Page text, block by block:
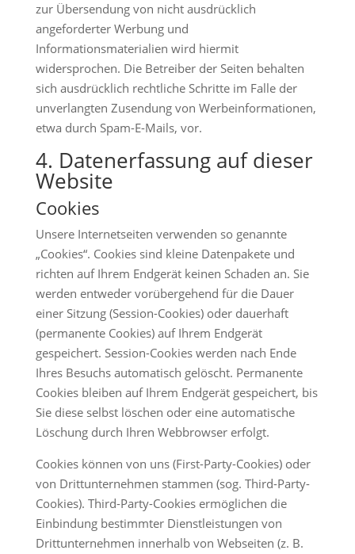
zur Übersendung von nicht ausdrücklich
angeforderter Werbung und
Informationsmaterialien wird hiermit
widersprochen. Die Betreiber der Seiten behalten
sich ausdrücklich rechtliche Schritte im Falle der
unverlangten Zusendung von Werbeinformationen,
etwa durch Spam-E-Mails, vor.
4. Datenerfassung auf dieser
Website
Cookies
Unsere Internetseiten verwenden so genannte
„Cookies“. Cookies sind kleine Datenpakete und
richten auf Ihrem Endgerät keinen Schaden an. Sie
werden entweder vorübergehend für die Dauer
einer Sitzung (Session-Cookies) oder dauerhaft
(permanente Cookies) auf Ihrem Endgerät
gespeichert. Session-Cookies werden nach Ende
Ihres Besuchs automatisch gelöscht. Permanente
Cookies bleiben auf Ihrem Endgerät gespeichert, bis
Sie diese selbst löschen oder eine automatische
Löschung durch Ihren Webbrowser erfolgt.
Cookies können von uns (First-Party-Cookies) oder
von Drittunternehmen stammen (sog. Third-Party-
Cookies). Third-Party-Cookies ermöglichen die
Einbindung bestimmter Dienstleistungen von
Drittunternehmen innerhalb von Webseiten (z. B.